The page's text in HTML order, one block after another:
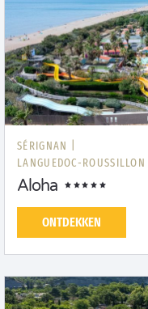
SÉRIGNAN |
LANGUEDOC-ROUSSILLON
Aloha
ONTDEKKEN